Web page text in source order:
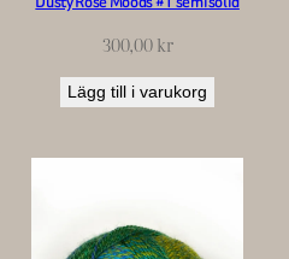
300,00kr
Lägg till i varukorg